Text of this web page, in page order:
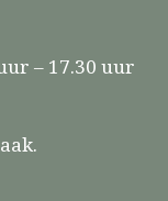
– 17.30 uur